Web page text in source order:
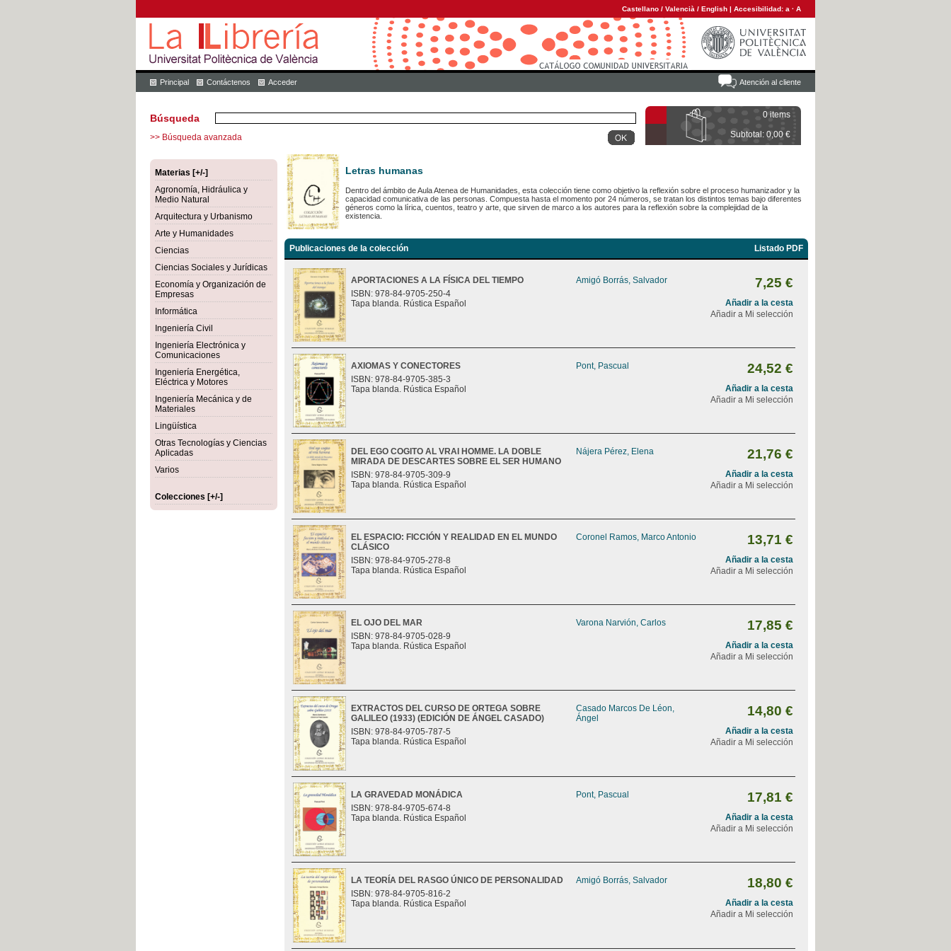
Castellano / Valencià / English | Accesibilidad: a · A
Atención al cliente
Principal Contáctenos Acceder
0 items
Subtotal: 0,00 €
Búsqueda
>> Búsqueda avanzada
Materias [+/-]
Agronomía, Hidráulica y
Medio Natural
Arquitectura y Urbanismo
Arte y Humanidades
Ciencias
Ciencias Sociales y Jurídicas
Economía y Organización de
Empresas
Informática
Ingeniería Civil
Ingeniería Electrónica y
Comunicaciones
Ingeniería Energética,
Eléctrica y Motores
Ingeniería Mecánica y de
Materiales
Lingüística
Otras Tecnologías y Ciencias
Aplicadas
Varios
Colecciones [+/-]
Letras humanas
Dentro del ámbito de Aula Atenea de Humanidades, esta colección tiene como objetivo la reflexión sobre el proceso humanizador y la
capacidad comunicativa de las personas. Compuesta hasta el momento por 24 números, se tratan los distintos temas bajo diferentes
géneros como la lírica, cuentos, teatro y arte, que sirven de marco a los autores para la reflexión sobre la complejidad de la
existencia.
Publicaciones de la colección Listado PDF
APORTACIONES A LA FÍSICA DEL TIEMPO
ISBN: 978-84-9705-250-4
Tapa blanda. Rústica Español
Amigó Borrás, Salvador 7,25 €
Añadir a la cesta
Añadir a Mi selección
AXIOMAS Y CONECTORES
ISBN: 978-84-9705-385-3
Tapa blanda. Rústica Español
Pont, Pascual 24,52 €
Añadir a la cesta
Añadir a Mi selección
DEL EGO COGITO AL VRAI HOMME. LA DOBLE
MIRADA DE DESCARTES SOBRE EL SER HUMANO
ISBN: 978-84-9705-309-9
Tapa blanda. Rústica Español
Nájera Pérez, Elena 21,76 €
Añadir a la cesta
Añadir a Mi selección
EL ESPACIO: FICCIÓN Y REALIDAD EN EL MUNDO
CLÁSICO
ISBN: 978-84-9705-278-8
Tapa blanda. Rústica Español
Coronel Ramos, Marco Antonio 13,71 €
Añadir a la cesta
Añadir a Mi selección
EL OJO DEL MAR
ISBN: 978-84-9705-028-9
Tapa blanda. Rústica Español
Varona Narvión, Carlos 17,85 €
Añadir a la cesta
Añadir a Mi selección
EXTRACTOS DEL CURSO DE ORTEGA SOBRE
GALILEO (1933) (EDICIÓN DE ÁNGEL CASADO)
ISBN: 978-84-9705-787-5
Tapa blanda. Rústica Español
Casado Marcos De Léon,
Ángel
14,80 €
Añadir a la cesta
Añadir a Mi selección
LA GRAVEDAD MONÁDICA
ISBN: 978-84-9705-674-8
Tapa blanda. Rústica Español
Pont, Pascual 17,81 €
Añadir a la cesta
Añadir a Mi selección
LA TEORÍA DEL RASGO ÚNICO DE PERSONALIDAD
ISBN: 978-84-9705-816-2
Tapa blanda. Rústica Español
Amigó Borrás, Salvador 18,80 €
Añadir a la cesta
Añadir a Mi selección